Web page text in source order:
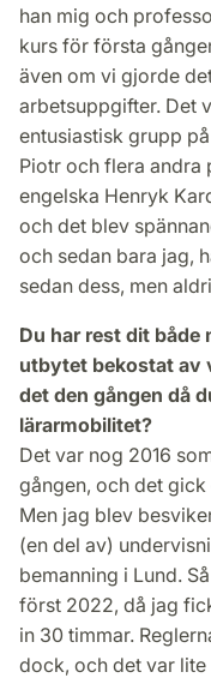
han mig och
kurs för första
även om vi gjorde
arbetsuppgifter. Det
entusiastisk grupp
Piotr och flera andra
engelska Henryk
och det blev
och sedan bara jag,
sedan dess, men
Du har rest dit både
utbytet bekostat av
det den gången då
lärarmobilitet?
Det var nog 2016
gången, och det
Men jag blev
(en del av)
bemanning i Lund.
först 2022, då jag
in 30 timmar.
dock, och det var